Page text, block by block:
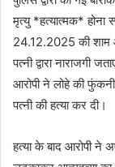
मृत्यु *हत्यात्मक* होना
24.12.2025 की शाम
पत्नी द्वारा नाराजगी
आरोपी ने लोहे की
पत्नी की हत्या कर दी।
हत्या के बाद आरोपी ने